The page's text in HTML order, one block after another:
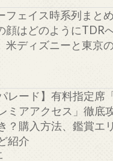
フェイス時系列まと
顔はどのようにTDR
米ディズニーと東京
レード】有料指定席
ミアアクセス」徹底
？購入方法、鑑賞エ
紹介